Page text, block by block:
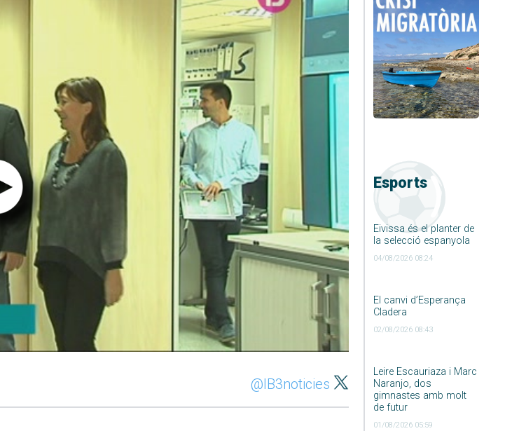
Esports
Eivissa és el planter de
la selecció espanyola
04/08/2026 08:24
El canvi d’Esperança
Cladera
02/08/2026 08:43
Leire Escauriaza i Marc
Naranjo, dos
gimnastes amb molt
de futur
01/08/2026 05:59
@IB3noticies